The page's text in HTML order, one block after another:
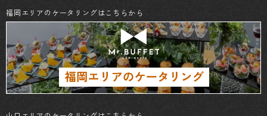
福岡エリアのケータリングはこちらから